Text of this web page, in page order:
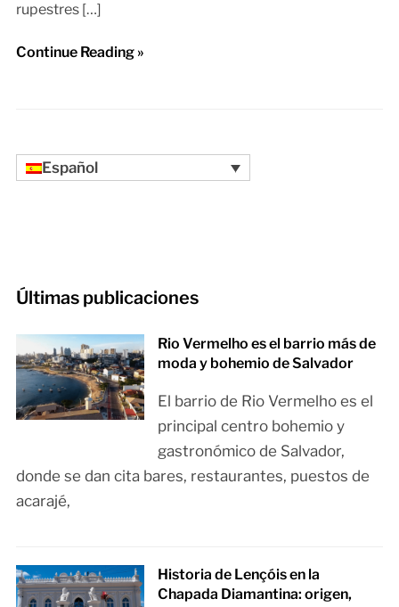
rupestres […]
Continue Reading »
Español
Últimas publicaciones
Rio Vermelho es el barrio más de
moda y bohemio de Salvador
El barrio de Rio Vermelho es el
principal centro bohemio y
gastronómico de Salvador,
donde se dan cita bares, restaurantes, puestos de
acarajé,
Historia de Lençóis en la
Chapada Diamantina: origen,